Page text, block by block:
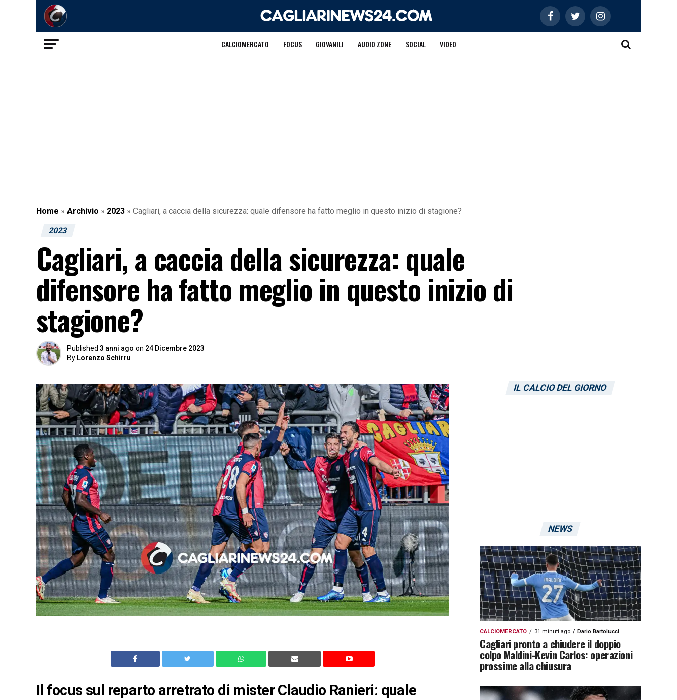
CALCIOMERCATO FOCUS GIOVANILI AUDIO ZONE SOCIAL VIDEO
Home » Archivio » 2023 » Cagliari, a caccia della sicurezza: quale difensore ha fatto meglio in questo inizio di stagione?
2023
Cagliari, a caccia della sicurezza: quale
difensore ha fatto meglio in questo inizio di
stagione?
Published 3 anni ago on 24 Dicembre 2023
By Lorenzo Schirru
Il focus sul reparto arretrato di mister Claudio Ranieri: quale
IL CALCIO DEL GIORNO
NEWS
CALCIOMERCATO 31 minuti ago Dario Bartolucci
Cagliari pronto a chiudere il doppio
colpo Maldini-Kevin Carlos: operazioni
prossime alla chiusura